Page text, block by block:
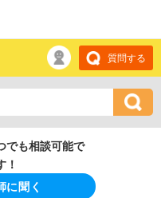
質問する
でも相談可能で
！
に聞く